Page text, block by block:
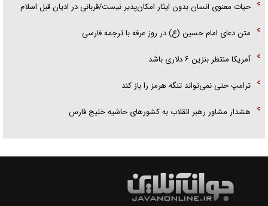
حیات معنوی انسان بدون ایثار امکان‌پذیر نیست/قربانی در ادیان قبل اسلام
متن دعای امام حسین (ع) در روز عرفه با ترجمه فارسی
آمریکا منتظر بنزین ۶ دلاری باشد
ترامپ حتی نمی‌تواند تنگه هرمز را باز کند
هشدار مشاور رهبر انقلاب به کشور‌های حاشیه خلیج فارس